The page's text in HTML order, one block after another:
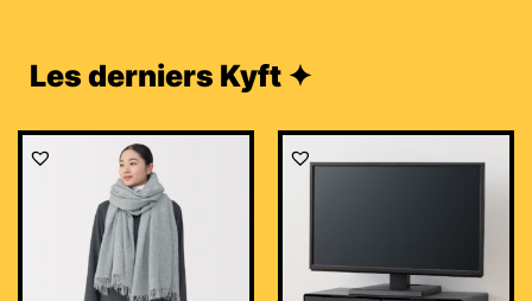
Les derniers Kyft ✦